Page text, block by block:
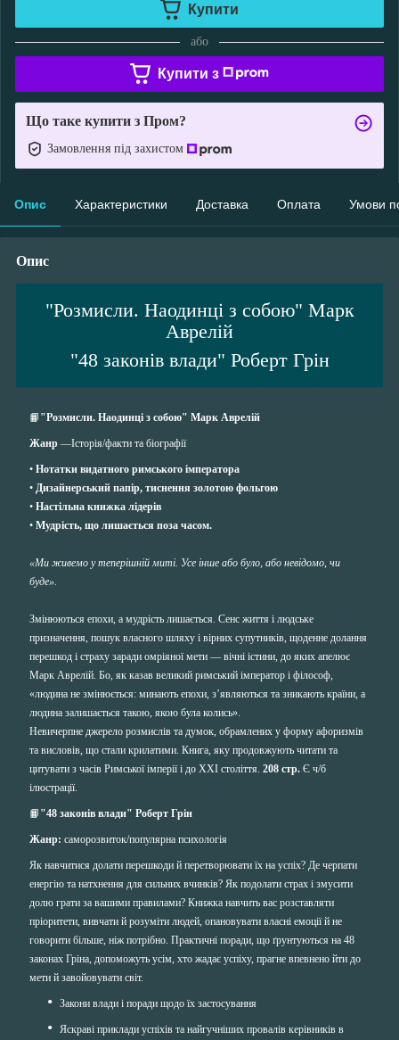
Купити
або
Купити з
Що таке купити з Пром?
Замовлення під захистом
Опис Характеристики Доставка Оплата Умови
Опис
"Розмисли. Наодинці з собою" Марк
Аврелій
"48 законів влади" Роберт Грін
📙 "Розмисли. Наодинці з собою" Марк Аврелій
Жанр —Історія/факти та біографії
• Нотатки видатного римського імператора
• Дизайнерський папір, тиснення золотою фольгою
• Настільна книжка лідерів
• Мудрість, що лишається поза часом.
«Ми живемо у теперішній миті. Усе інше або було, або невідомо, чи
буде».
Змінюються епохи, а мудрість лишається. Сенс життя і людське
призначення, пошук власного шляху і вірних супутників, щоденне долання
перешкод і страху заради омріяної мети — вічні істини, до яких апелює
Марк Аврелій. Бо, як казав великий римський імператор і філософ,
«людина не змінюється: минають епохи, з’являються та зникають країни, а
людина залишається такою, якою була колись».
Невичерпне джерело розмислів та думок, обрамлених у форму афоризмів
та висловів, що стали крилатими. Книга, яку продовжують читати та
цитувати з часів Римської імперії і до ХХI століття. 208 стр. Є ч/б
ілюстрації.
📙 "48 законів влади" Роберт Грін
Жанр: саморозвиток/популярна психологія
Як навчитися долати перешкоди й перетворювати їх на успіх? Де черпати
енергію та натхнення для сильних вчинків? Як подолати страх і змусити
долю грати за вашими правилами? Книжка навчить вас розставляти
пріоритети, вивчати й розуміти людей, опановувати власні емоції й не
говорити більше, ніж потрібно. Практичні поради, що ґрунтуються на 48
законах Гріна, допоможуть усім, хто жадає успіху, прагне впевнено йти до
мети й завойовувати світ.
Закони влади і поради щодо їх застосування
Яскраві приклади успіхів та найгучніших провалів керівників в